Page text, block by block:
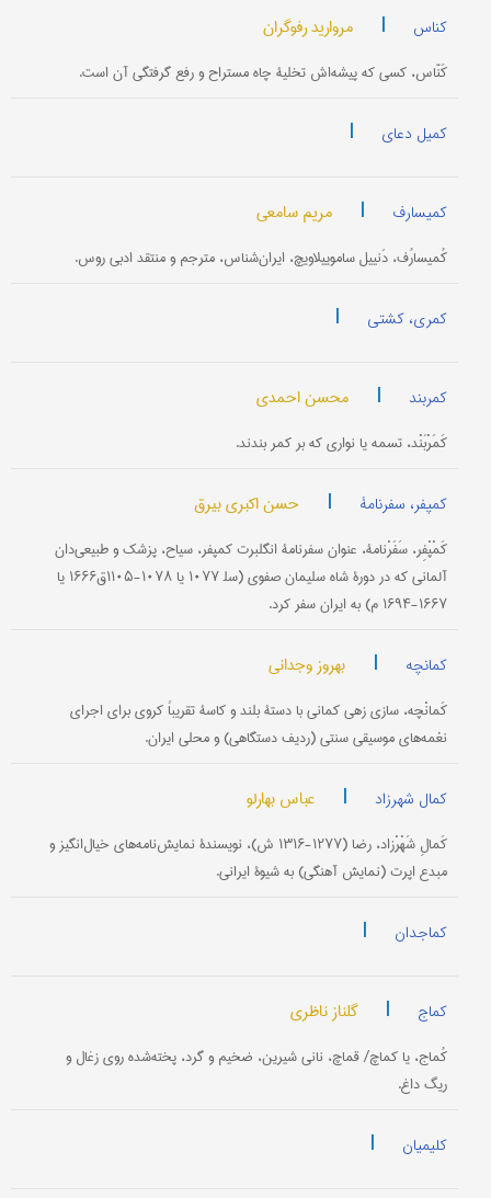
کناس | مروارید رفوگران
کَنّاس، کسی که پیشه‌اش تخلیۀ چاه مستراح و رفع گرفتگی آن است.
کمیل دعای |
کمیسارف | مریم سامعی
کُمیسارُف، دَنییل ساموییلاویچ، ایران‌شناس، مترجم و منتقد ادبی روس.
کمری، کشتی |
کمربند | محسن احمدی
کَمَرْبَنْد، تسمه یا نواری که بر کمر بندند.
کمپفر، سفرنامۀ | حسن اکبری بیرق
کَمْپْفِر، سَفَرْنامۀ، عنوان سفرنامۀ انگلبرت کمپفر، سیاح، پزشک و طبیعی‌دان
آلمانی که در دورۀ شاه سلیمان صفوی (سل‍ ۱۰۷۷ یا ۱۰۷۸-۱۱۰۵ق۱۶۶۶ یا
۱۶۶۷-۱۶۹۴ م) به ایران سفر کرد.
کمانچه | بهروز وجدانی
کَمانْچه، سازی زهی کمانی با دستۀ بلند و کاسۀ تقریباً کروی برای اجرای
نغمه‌های موسیقی سنتی (ردیف دستگاهی) و محلی ایران.
کمال شهرزاد | عباس بهارلو
کَمالِ شَهْرْزاد، رضا (۱۲۷۷-۱۳۱۶ ش)، نویسندۀ نمایش‌نامه‌های خیال‌انگیز و
مبدع اپرت (نمایش آهنگی) به شیوۀ ایرانی.
کماجدان |
کماج | گلناز ناظری
کُماج، یا کماچ/ قماچ، نانی شیرین، ضخیم و گرد، پخته‌شده روی زغال و
ریگ داغ.
کلیمیان |